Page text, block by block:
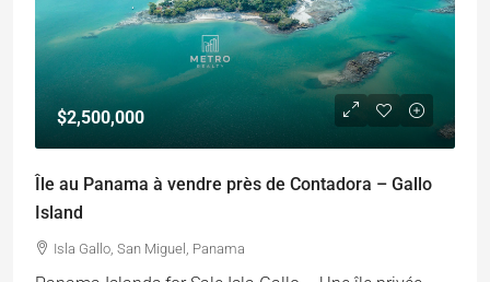
$2,500,000
Île au Panama à vendre près de Contadora – Gallo
Island
Isla Gallo, San Miguel, Panama